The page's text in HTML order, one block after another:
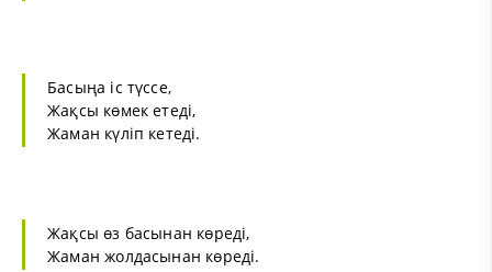
Басыңа іс түссе,
Жақсы көмек етеді,
Жаман күліп кетеді.
Жақсы өз басынан көреді,
Жаман жолдасынан көреді.